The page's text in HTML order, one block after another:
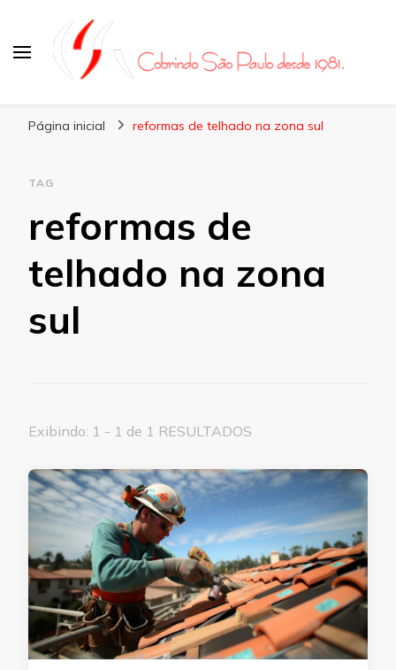
Página inicial reformas de telhado na zona sul
TAG
reformas de
telhado na zona
sul
Exibindo: 1 - 1 de 1 RESULTADOS